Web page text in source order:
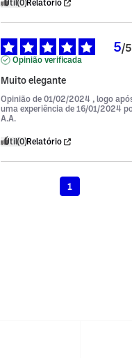
Útil(0)Relatório
5/5
Opinião verificada
Muito elegante
Opinião de 01/02/2024 , logo
uma experiência de 16/01/2024
A.A.
Útil(0)Relatório
1